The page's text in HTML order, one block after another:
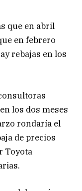
que en abril
en febrero
rebajas en los
los dos meses
rondaría el
de precios
Toyota